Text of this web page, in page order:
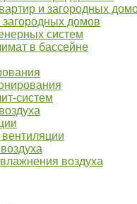
и загородных
загородных домов
систем
в бассейне
систем
воздуха